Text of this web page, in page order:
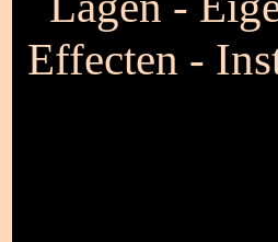
Effecten -